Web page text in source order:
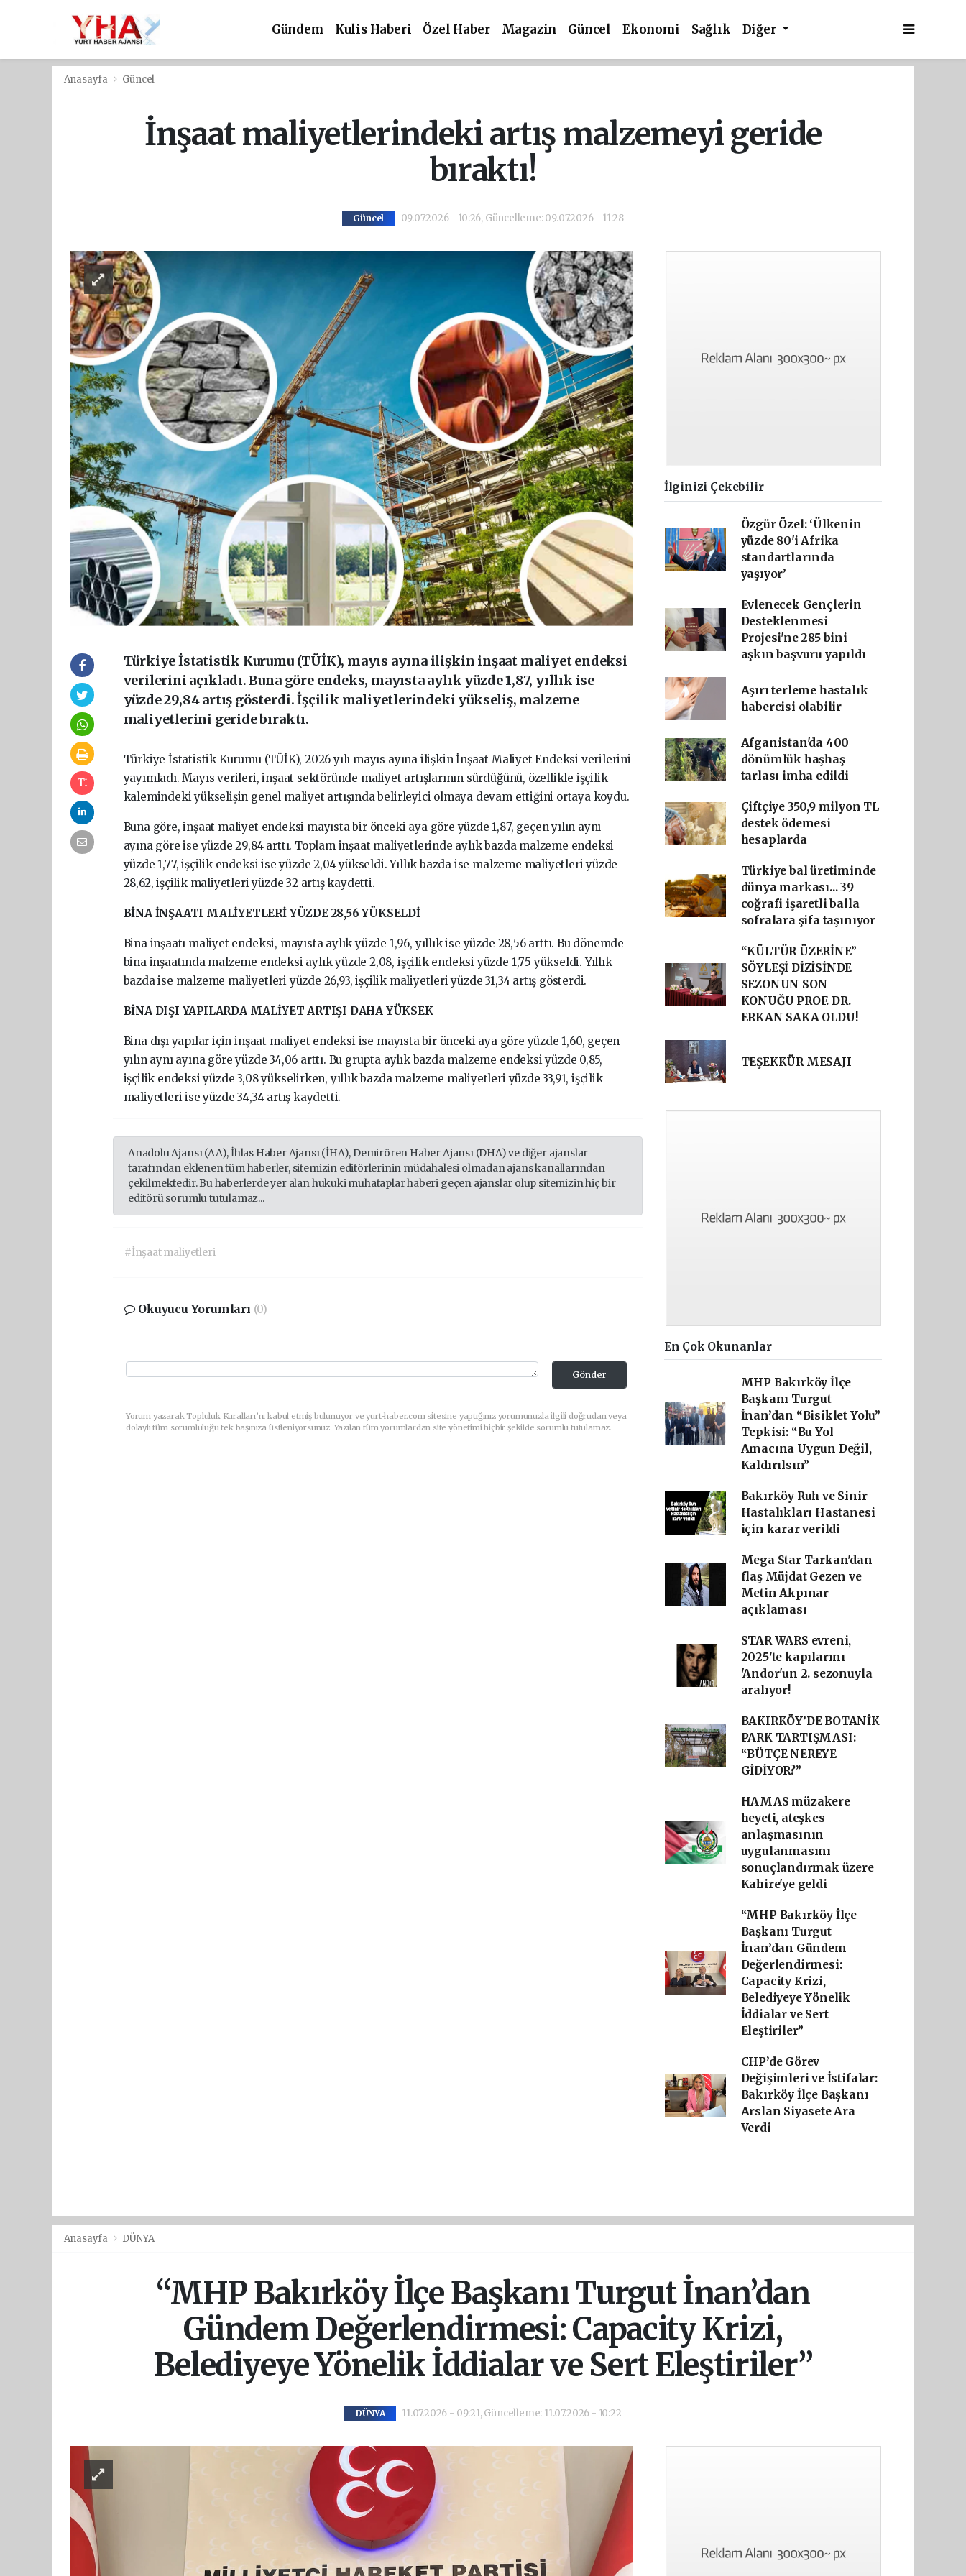
Gündem Kulis Haberi Özel Haber Magazin Güncel Ekonomi Sağlık Diğer
Anasayfa Güncel
İnşaat maliyetlerindeki artış malzemeyi geride
bıraktı!
Güncel 09.07.2026 - 10:26, Güncelleme: 09.07.2026 - 11:28
Türkiye İstatistik Kurumu (TÜİK), mayıs ayına ilişkin inşaat maliyet endeksi
verilerini açıkladı. Buna göre endeks, mayısta aylık yüzde 1,87, yıllık ise
yüzde 29,84 artış gösterdi. İşçilik maliyetlerindeki yükseliş, malzeme
maliyetlerini geride bıraktı.
Türkiye İstatistik Kurumu (TÜİK), 2026 yılı mayıs ayına ilişkin İnşaat Maliyet Endeksi verilerini
yayımladı. Mayıs verileri, inşaat sektöründe maliyet artışlarının sürdüğünü, özellikle işçilik
kalemindeki yükselişin genel maliyet artışında belirleyici olmaya devam ettiğini ortaya koydu.
Buna göre, inşaat maliyet endeksi mayısta bir önceki aya göre yüzde 1,87, geçen yılın aynı
ayına göre ise yüzde 29,84 arttı. Toplam inşaat maliyetlerinde aylık bazda malzeme endeksi
yüzde 1,77, işçilik endeksi ise yüzde 2,04 yükseldi. Yıllık bazda ise malzeme maliyetleri yüzde
28,62, işçilik maliyetleri yüzde 32 artış kaydetti.
BİNA İNŞAATI MALİYETLERİ YÜZDE 28,56 YÜKSELDİ
Bina inşaatı maliyet endeksi, mayısta aylık yüzde 1,96, yıllık ise yüzde 28,56 arttı. Bu dönemde
bina inşaatında malzeme endeksi aylık yüzde 2,08, işçilik endeksi yüzde 1,75 yükseldi. Yıllık
bazda ise malzeme maliyetleri yüzde 26,93, işçilik maliyetleri yüzde 31,34 artış gösterdi.
BİNA DIŞI YAPILARDA MALİYET ARTIŞI DAHA YÜKSEK
Bina dışı yapılar için inşaat maliyet endeksi ise mayısta bir önceki aya göre yüzde 1,60, geçen
yılın aynı ayına göre yüzde 34,06 arttı. Bu grupta aylık bazda malzeme endeksi yüzde 0,85,
işçilik endeksi yüzde 3,08 yükselirken, yıllık bazda malzeme maliyetleri yüzde 33,91, işçilik
maliyetleri ise yüzde 34,34 artış kaydetti.
Anadolu Ajansı (AA), İhlas Haber Ajansı (İHA), Demirören Haber Ajansı (DHA) ve diğer ajanslar
tarafından eklenen tüm haberler, sitemizin editörlerinin müdahalesi olmadan ajans kanallarından
çekilmektedir. Bu haberlerde yer alan hukuki muhataplar haberi geçen ajanslar olup sitemizin hiç bir
editörü sorumlu tutulamaz...
#İnşaat maliyetleri
Okuyucu Yorumları (0)
Gönder
Yorum yazarak Topluluk Kuralları’nı kabul etmiş bulunuyor ve yurt-haber.com sitesine yaptığınız yorumunuzla ilgili doğrudan veya
dolaylı tüm sorumluluğu tek başınıza üstleniyorsunuz. Yazılan tüm yorumlardan site yönetimi hiçbir şekilde sorumlu tutulamaz.
İlginizi Çekebilir
Özgür Özel: ‘Ülkenin
yüzde 80'i Afrika
standartlarında
yaşıyor’
Evlenecek Gençlerin
Desteklenmesi
Projesi'ne 285 bini
aşkın başvuru yapıldı
Aşırı terleme hastalık
habercisi olabilir
Afganistan'da 400
dönümlük haşhaş
tarlası imha edildi
Çiftçiye 350,9 milyon TL
destek ödemesi
hesaplarda
Türkiye bal üretiminde
dünya markası... 39
coğrafi işaretli balla
sofralara şifa taşınıyor
“KÜLTÜR ÜZERİNE”
SÖYLEŞİ DİZİSİNDE
SEZONUN SON
KONUĞU PROF. DR.
ERKAN SAKA OLDU!
TEŞEKKÜR MESAJI
En Çok Okunanlar
MHP Bakırköy İlçe
Başkanı Turgut
İnan’dan “Bisiklet Yolu”
Tepkisi: “Bu Yol
Amacına Uygun Değil,
Kaldırılsın”
Bakırköy Ruh ve Sinir
Hastalıkları Hastanesi
için karar verildi
Mega Star Tarkan'dan
flaş Müjdat Gezen ve
Metin Akpınar
açıklaması
STAR WARS evreni,
2025'te kapılarını
'Andor'un 2. sezonuyla
aralıyor!
BAKIRKÖY’DE BOTANİK
PARK TARTIŞMASI:
“BÜTÇE NEREYE
GİDİYOR?”
HAMAS müzakere
heyeti, ateşkes
anlaşmasının
uygulanmasını
sonuçlandırmak üzere
Kahire'ye geldi
“MHP Bakırköy İlçe
Başkanı Turgut
İnan’dan Gündem
Değerlendirmesi:
Capacity Krizi,
Belediyeye Yönelik
İddialar ve Sert
Eleştiriler”
CHP’de Görev
Değişimleri ve İstifalar:
Bakırköy İlçe Başkanı
Arslan Siyasete Ara
Verdi
Anasayfa DÜNYA
“MHP Bakırköy İlçe Başkanı Turgut İnan’dan
Gündem Değerlendirmesi: Capacity Krizi,
Belediyeye Yönelik İddialar ve Sert Eleştiriler”
DÜNYA 11.07.2026 - 09:21, Güncelleme: 11.07.2026 - 10:22